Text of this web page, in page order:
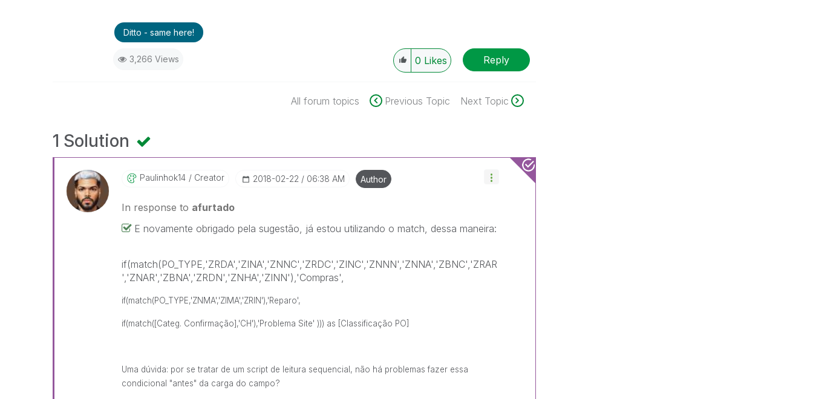
Ditto - same here!
3,266 Views 0 Likes Reply
All forum topics Previous Topic Next Topic
1 Solution
Paulinhok14 Creator ‎2018-02-22 06:38 AM Author
In response to afurtado
E novamente obrigado pela sugestão, já estou utilizando o match, dessa maneira:
if(match(PO_TYPE,'ZRDA','ZINA','ZNNC','ZRDC','ZINC','ZNNN','ZNNA','ZBNC','ZRAR
','ZNAR','ZBNA','ZRDN','ZNHA','ZINN'),'Compras',
if(match(PO_TYPE,'ZNMA','ZIMA','ZRIN'),'Reparo',
if(match([Categ. Confirmação],'CH'),'Problema Site' ))) as [Classificação PO]
Uma dúvida: por se tratar de um script de leitura sequencial, não há problemas fazer essa
condicional "antes" da carga do campo?